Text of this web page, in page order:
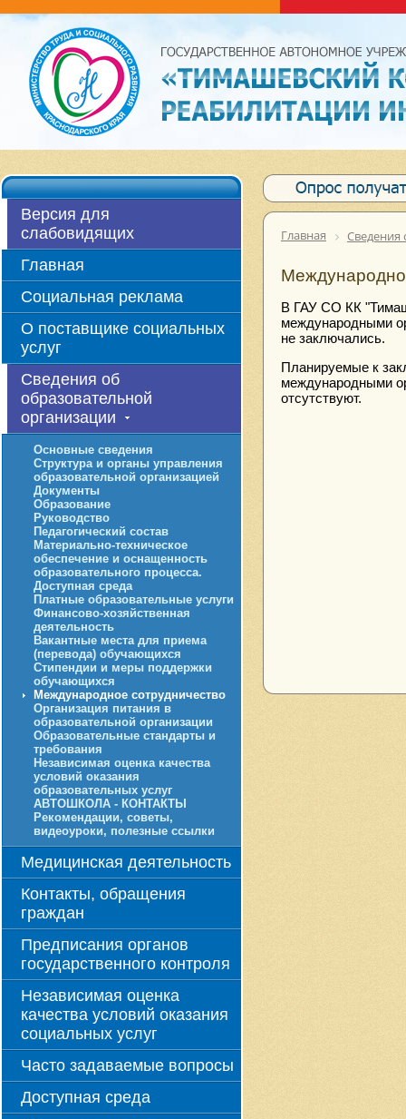
Версия для
слабовидящих
Главная
Социальная реклама
О поставщике социальных
услуг
Сведения об
образовательной
организации
Основные сведения
Структура и органы управления
образовательной организацией
Документы
Образование
Руководство
Педагогический состав
Материально-техническое
обеспечение и оснащенность
образовательного процесса.
Доступная среда
Платные образовательные услуги
Финансово-хозяйственная
деятельность
Вакантные места для приема
(перевода) обучающихся
Стипендии и меры поддержки
обучающихся
Международное сотрудничество
Организация питания в
образовательной организации
Образовательные стандарты и
требования
Независимая оценка качества
условий оказания
образовательных услуг
АВТОШКОЛА - КОНТАКТЫ
Рекомендации, советы,
видеоуроки, полезные ссылки
Медицинская деятельность
Контакты, обращения
граждан
Предписания органов
государственного контроля
Независимая оценка
качества условий оказания
социальных услуг
Часто задаваемые вопросы
Доступная среда
Главная Сведения
В ГАУ СО КК
международными
не заключались.
Планируемые к
международными
отсутствуют.